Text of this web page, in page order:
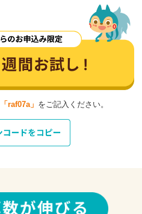
「raf07a」 をご記入ください。